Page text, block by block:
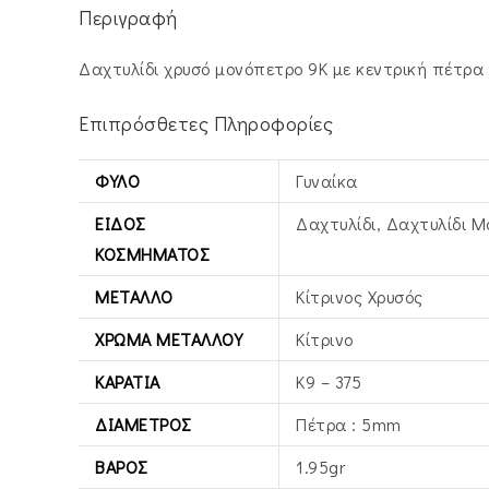
Περιγραφή
Δαχτυλίδι χρυσό μονόπετρο 9Κ με κεντρική πέτρα
Επιπρόσθετες Πληροφορίες
ΦΎΛΟ
Γυναίκα
ΕΊΔΟΣ
ΚΟΣΜΉΜΑΤΟΣ
Δαχτυλίδι, Δαχτυλίδι
ΜΈΤΑΛΛΟ
Κίτρινος Xρυσός
ΧΡΏΜΑ ΜΕΤΆΛΛΟΥ
Κίτρινο
ΚΑΡΆΤΙΑ
Κ9 – 375
ΔΙΆΜΕΤΡΟΣ
Πέτρα : 5mm
ΒΆΡΟΣ
1.95gr